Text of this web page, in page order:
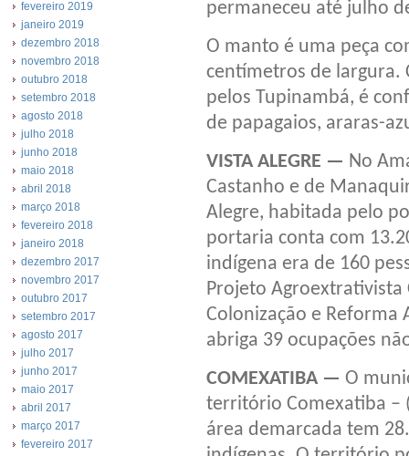
fevereiro 2019
janeiro 2019
dezembro 2018
novembro 2018
outubro 2018
setembro 2018
agosto 2018
julho 2018
junho 2018
maio 2018
abril 2018
março 2018
fevereiro 2018
janeiro 2018
dezembro 2017
novembro 2017
outubro 2017
setembro 2017
agosto 2017
julho 2017
junho 2017
maio 2017
abril 2017
março 2017
fevereiro 2017
permaneceu até julho
O manto é uma peça
centímetros de largura.
pelos Tupinambá, é
de papagaios, araras-
VISTA ALEGRE — No
Castanho e de
Alegre, habitada pelo
portaria conta com
indígena era de 160
Projeto
Colonização e
abriga 39 ocupações
COMEXATIBA — O
território Comexatiba –
área demarcada tem